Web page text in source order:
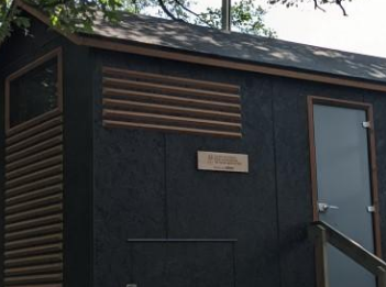
Suomen Saunaseura ry
Vaskiniementie 10, 00200 Helsinki
Kahvio/kassa 050 372 4167
(saunojen aukioloaikana)
Y-tunnus: 0116872-9
Tietosuojaseloste